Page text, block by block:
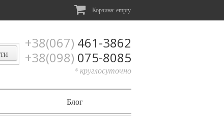
Корзина: empty
+38(067) 461-3862
+38(098) 075-8085
* круглосуточно
Блог